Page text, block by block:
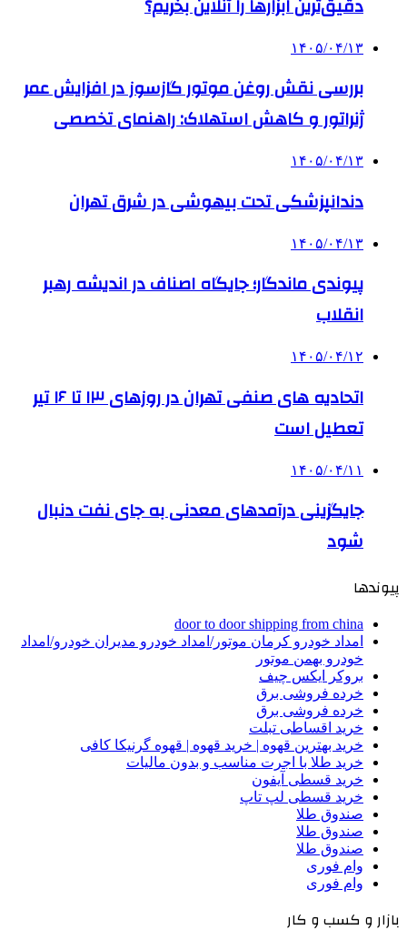
دقیق‌ترین ابزارها را آنلاین بخریم؟
۱۴۰۵/۰۴/۱۳
بررسی نقش روغن موتور گازسوز در افزایش عمر
ژنراتور و کاهش استهلاک: راهنمای تخصصی
۱۴۰۵/۰۴/۱۳
دندانپزشکی تحت بیهوشی در شرق تهران
۱۴۰۵/۰۴/۱۳
پیوندی ماندگار؛ جایگاه اصناف در اندیشه رهبر
انقلاب
۱۴۰۵/۰۴/۱۲
اتحادیه های صنفی تهران در روزهای ۱۳ تا ۱۶ تیر
تعطیل است
۱۴۰۵/۰۴/۱۱
جایگزینی درآمدهای معدنی به جای نفت دنبال
شود
پیوندها
door to door shipping from china
امداد خودرو کرمان موتور/امداد خودرو مدیران خودرو/امداد
خودرو بهمن موتور
بروکر ایکس چیف
خرده فروشی برق
خرده فروشی برق
خرید اقساطی تبلت
خرید بهترین قهوه | خرید قهوه | قهوه گرنیکا کافی
خرید طلا با اجرت مناسب و بدون مالیات
خرید قسطی آیفون
خرید قسطی لپ تاپ
صندوق طلا
صندوق طلا
صندوق طلا
وام فوری
وام فوری
بازار و کسب و کار